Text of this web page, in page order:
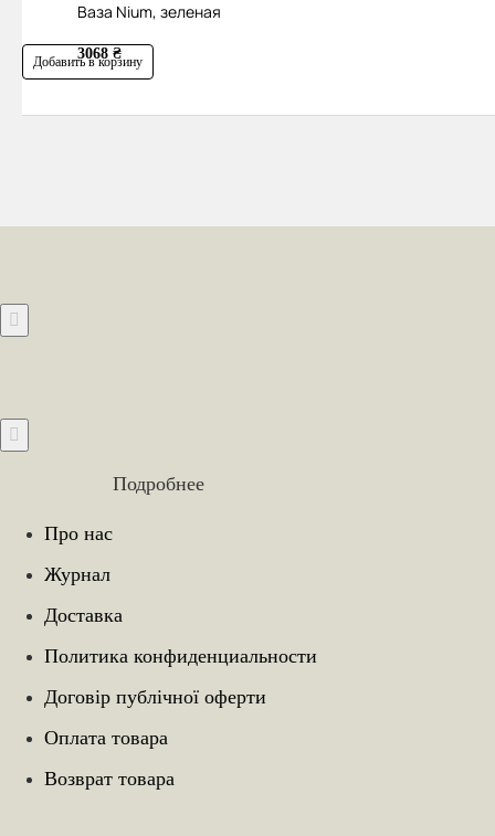
Ваза Nium, зеленая
3068 ₴
Добавить в корзину
Подробнее
Про нас
Журнал
Доставка
Политика конфиденциальности
Договір публічної оферти
Оплата товара
Возврат товара